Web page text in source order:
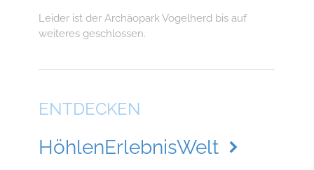
Leider ist der Archäopark Vogelherd bis auf
weiteres geschlossen.
ENTDECKEN
HöhlenErlebnisWelt